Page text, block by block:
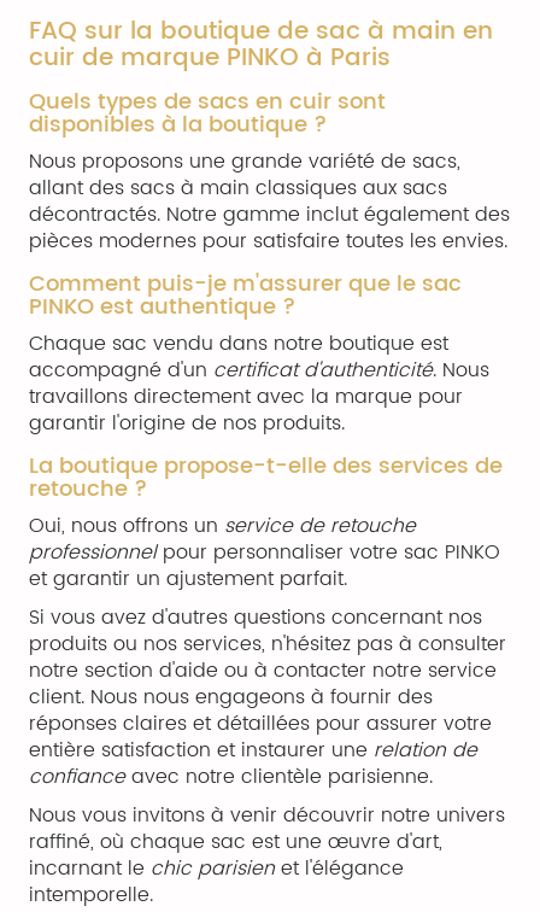
FAQ sur la boutique de sac à main en
cuir de marque PINKO à Paris
Quels types de sacs en cuir sont
disponibles à la boutique ?
Nous proposons une grande variété de sacs,
allant des sacs à main classiques aux sacs
décontractés. Notre gamme inclut également des
pièces modernes pour satisfaire toutes les envies.
Comment puis-je m'assurer que le sac
PINKO est authentique ?
Chaque sac vendu dans notre boutique est
accompagné d'un certificat d'authenticité. Nous
travaillons directement avec la marque pour
garantir l'origine de nos produits.
La boutique propose-t-elle des services de
retouche ?
Oui, nous offrons un service de retouche
professionnelpour personnaliser votre sac PINKO
et garantir un ajustement parfait.
Si vous avez d'autres questions concernant nos
produits ou nos services, n'hésitez pas à consulter
notre section d'aide ou à contacter notre service
client. Nous nous engageons à fournir des
réponses claires et détaillées pour assurer votre
entière satisfaction et instaurer une relation de
confianceavec notre clientèle parisienne.
Nous vous invitons à venir découvrir notre univers
raffiné, où chaque sac est une œuvre d'art,
incarnant le chic parisienet l'élégance
intemporelle.